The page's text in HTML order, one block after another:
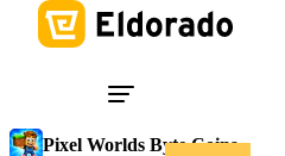
Pixel Worlds Byte Coins